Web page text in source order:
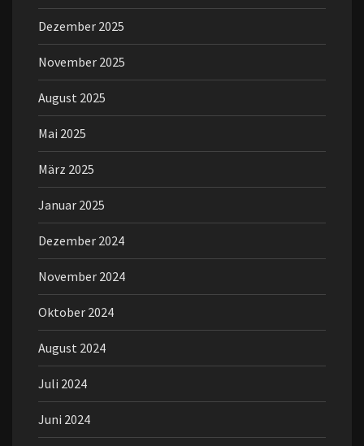
Dezember 2025
November 2025
August 2025
Mai 2025
März 2025
Januar 2025
Dezember 2024
November 2024
Oktober 2024
August 2024
Juli 2024
Juni 2024